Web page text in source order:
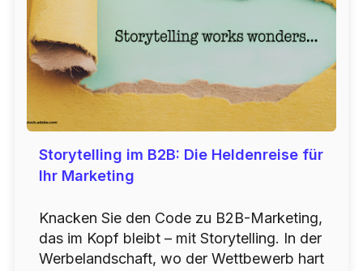
Storytelling im B2B: Die Heldenreise für
Ihr Marketing
Knacken Sie den Code zu B2B-Marketing,
das im Kopf bleibt – mit Storytelling. In der
Werbelandschaft, wo der Wettbewerb hart